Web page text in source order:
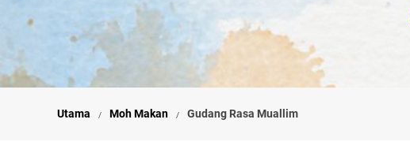
Utama Moh Makan Gudang Rasa Muallim